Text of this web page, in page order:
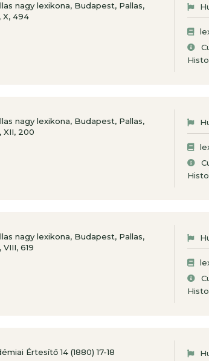
nagy lexikona, Budapest, Pallas,
X, 494
nagy lexikona, Budapest, Pallas,
XII, 200
nagy lexikona, Budapest, Pallas,
VIII, 619
Értesítő 14 (1880) 17-18